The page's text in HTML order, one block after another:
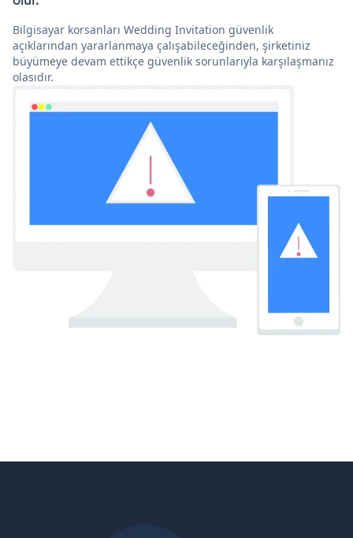
Bilgisayar korsanları Wedding Invitation güvenlik
açıklarından yararlanmaya çalışabileceğinden, şirketiniz
büyümeye devam ettikçe güvenlik sorunlarıyla karşılaşmanız
olasıdır.